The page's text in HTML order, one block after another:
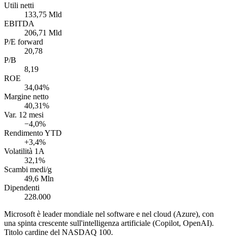
Utili netti
133,75 Mld
EBITDA
206,71 Mld
P/E forward
20,78
P/B
8,19
ROE
34,04%
Margine netto
40,31%
Var. 12 mesi
−4,0%
Rendimento YTD
+3,4%
Volatilità 1A
32,1%
Scambi medi/g
49,6 Mln
Dipendenti
228.000
Microsoft è leader mondiale nel software e nel cloud (Azure), con
una spinta crescente sull'intelligenza artificiale (Copilot, OpenAI).
Titolo cardine del NASDAQ 100.